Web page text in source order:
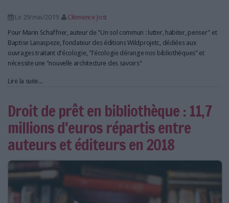
NOS OFFRES D'ABONNEMENTS
Le 29/mai/2019
Clémence Jost
Pour Marin Schaffner, auteur de "Un sol commun : lutter, habiter, penser" et
Baptise Lanaspeze, fondateur des éditions Wildprojetc, dédiées aux
ouvrages traitant d'écologie, "l'écologie dérange nos bibliothèques" et
nécessite une "nouvelle architecture des savoirs"
Lire la suite...
Droit de prêt en bibliothèque : 11,7
millions d'euros répartis entre
auteurs et éditeurs en 2018